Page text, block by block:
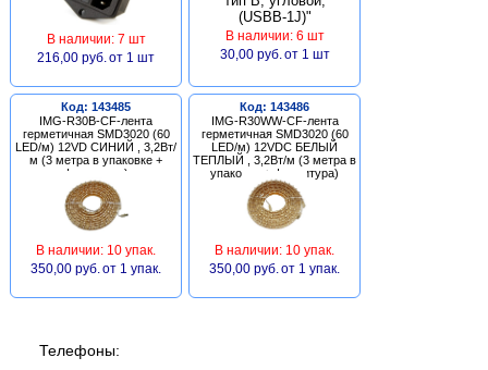
В наличии: 7 шт
216,00 руб. от 1 шт
В наличии: 6 шт
30,00 руб. от 1 шт
Код: 143485
IMG-R30B-CF-лента
герметичная SMD3020 (60
LED/м) 12VD СИНИЙ , 3,2Вт/
м (3 метра в упаковке +
фурнитура)
В наличии: 10 упак.
350,00 руб. от 1 упак.
Код: 143486
IMG-R30WW-CF-лента
герметичная SMD3020 (60
LED/м) 12VDC БЕЛЫЙ
ТЕПЛЫЙ , 3,2Вт/м (3 метра в
упаковке + фурнитура)
В наличии: 10 упак.
350,00 руб. от 1 упак.
Телефоны: